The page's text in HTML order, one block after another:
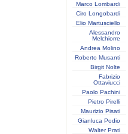
Marco Lombardi
Ciro Longobardi
Elio Martusciello
Alessandro
Melchiorre
Andrea Molino
Roberto Musanti
Birgit Nolte
Fabrizio
Ottaviucci
Paolo Pachini
Pietro Pirelli
Maurizio Pisati
Gianluca Podio
Walter Prati